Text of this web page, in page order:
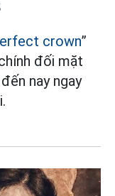
crown”
đối mặt
nay ngay